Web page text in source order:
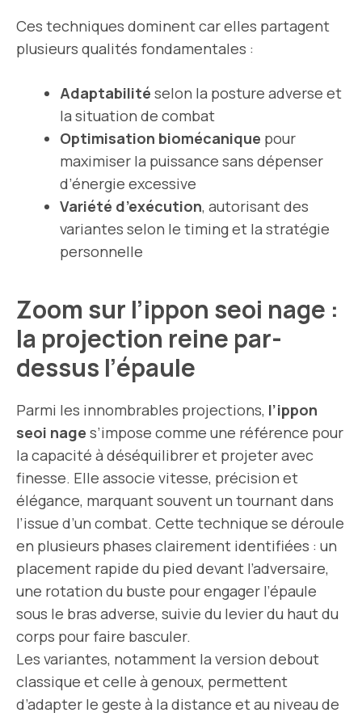
Ces techniques dominent car elles partagent
plusieurs qualités fondamentales :
Adaptabilité selon la posture adverse et
la situation de combat
Optimisation biomécanique pour
maximiser la puissance sans dépenser
d’énergie excessive
Variété d’exécution, autorisant des
variantes selon le timing et la stratégie
personnelle
Zoom sur l’ippon seoi nage :
la projection reine par-
dessus l’épaule
Parmi les innombrables projections, l’ippon
seoi nage s’impose comme une référence pour
la capacité à déséquilibrer et projeter avec
finesse. Elle associe vitesse, précision et
élégance, marquant souvent un tournant dans
l’issue d’un combat. Cette technique se déroule
en plusieurs phases clairement identifiées : un
placement rapide du pied devant l’adversaire,
une rotation du buste pour engager l’épaule
sous le bras adverse, suivie du levier du haut du
corps pour faire basculer.
Les variantes, notamment la version debout
classique et celle à genoux, permettent
d’adapter le geste à la distance et au niveau de